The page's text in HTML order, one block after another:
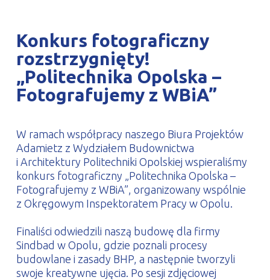
Konkurs fotograficzny
rozstrzygnięty!
„Politechnika Opolska –
Fotografujemy z WBiA”
W ramach współpracy naszego Biura Projektów
Adamietz z Wydziałem Budownictwa
i Architektury Politechniki Opolskiej wspieraliśmy
konkurs fotograficzny „Politechnika Opolska –
Fotografujemy z WBiA”, organizowany wspólnie
z Okręgowym Inspektoratem Pracy w Opolu.
Finaliści odwiedzili naszą budowę dla firmy
Sindbad w Opolu, gdzie poznali procesy
budowlane i zasady BHP, a następnie tworzyli
swoje kreatywne ujęcia. Po sesji zdjęciowej